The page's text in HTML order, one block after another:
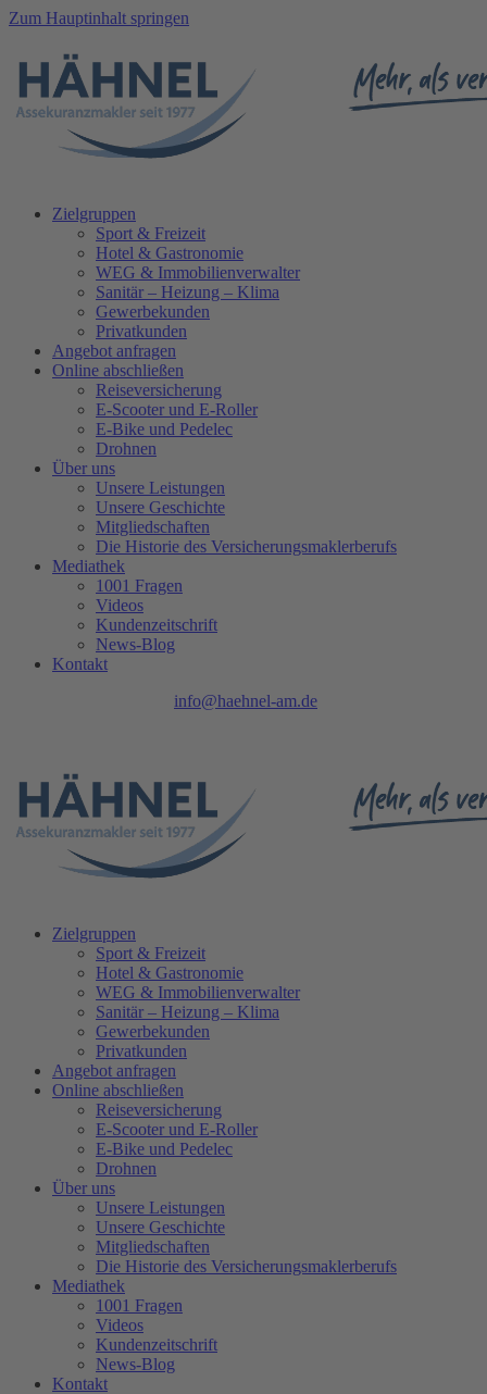
Zum Hauptinhalt springen
Zielgruppen
Sport & Freizeit
Hotel & Gastronomie
WEG & Immobilienverwalter
Sanitär – Heizung – Klima
Gewerbekunden
Privatkunden
Angebot anfragen
Online abschließen
Reiseversicherung
E-Scooter und E-Roller
E-Bike und Pedelec
Drohnen
Über uns
Unsere Leistungen
Unsere Geschichte
Mitgliedschaften
Die Historie des Versicherungsmaklerberufs
Mediathek
1001 Fragen
Videos
Kundenzeitschrift
News-Blog
Kontakt
info@haehnel-am.de
Zielgruppen
Sport & Freizeit
Hotel & Gastronomie
WEG & Immobilienverwalter
Sanitär – Heizung – Klima
Gewerbekunden
Privatkunden
Angebot anfragen
Online abschließen
Reiseversicherung
E-Scooter und E-Roller
E-Bike und Pedelec
Drohnen
Über uns
Unsere Leistungen
Unsere Geschichte
Mitgliedschaften
Die Historie des Versicherungsmaklerberufs
Mediathek
1001 Fragen
Videos
Kundenzeitschrift
News-Blog
Kontakt